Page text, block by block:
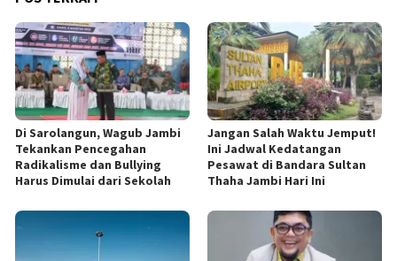
Di Sarolangun, Wagub Jambi
Tekankan Pencegahan
Radikalisme dan Bullying
Harus Dimulai dari Sekolah
Jangan Salah Waktu Jemput!
Ini Jadwal Kedatangan
Pesawat di Bandara Sultan
Thaha Jambi Hari Ini